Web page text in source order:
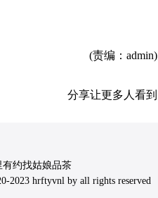
(责编：admin)
分享让更多人看到
约找姑娘品茶
2023 hrftyvnl by all rights reserved